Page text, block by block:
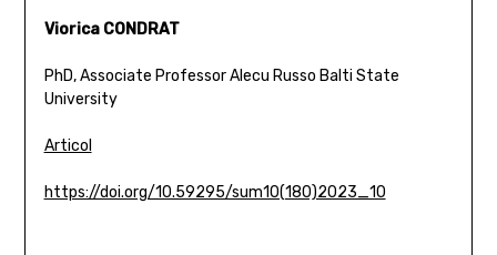
Viorica CONDRAT
PhD, Associate Professor Alecu Russo Balti State
University
Articol
https://doi.org/10.59295/sum10(180)2023_10